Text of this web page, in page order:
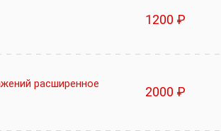
1200 ₽
расширенное
2000 ₽